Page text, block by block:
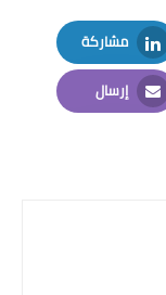
مشاركة
LinkedIn
إرسال
Email